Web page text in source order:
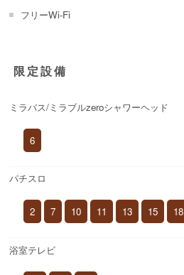
フリーWi-Fi
限定設備
ミラバス/ミラブルzeroシャワーヘッド
6
パチスロ
2 7 10 11 13 15 18
浴室テレビ